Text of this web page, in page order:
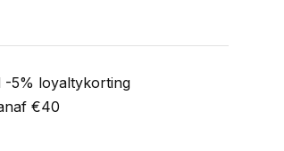
-5% loyaltykorting
€40